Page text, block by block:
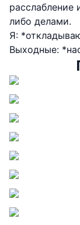
расслабление
либо делами.
Я:
Выходные: